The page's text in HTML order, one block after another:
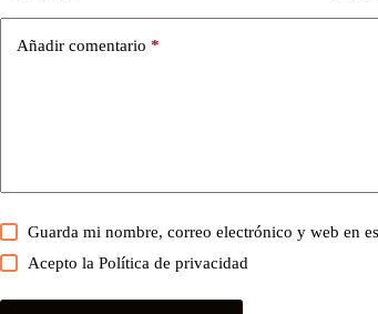
Añadir comentario *
Guarda mi nombre, correo electrónico y web en
Acepto laPolítica de privacidad